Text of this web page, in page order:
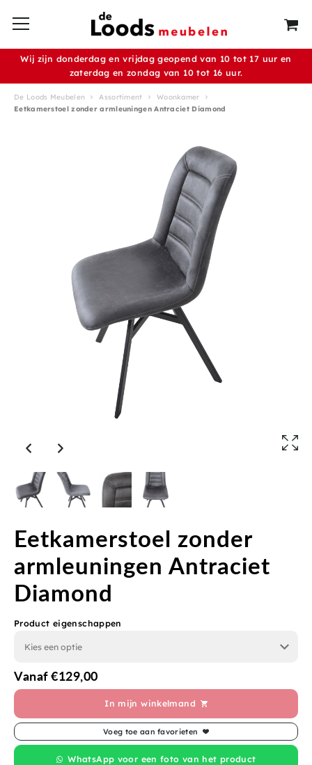
Wij zijn donderdag en vrijdag geopend van 10 tot 17 uur en
zaterdag en zondag van 10 tot 16 uur.
De Loods Meubelen Assortiment
Woonkamer
Eetkamerstoel zonder armleuningen Antraciet Diamond
Eetkamerstoel zonder
armleuningen Antraciet
Diamond
Product eigenschappen
Vanaf€129,00
In mijn winkelmand
Voeg toe aan favorieten
WhatsApp voor een foto van het product